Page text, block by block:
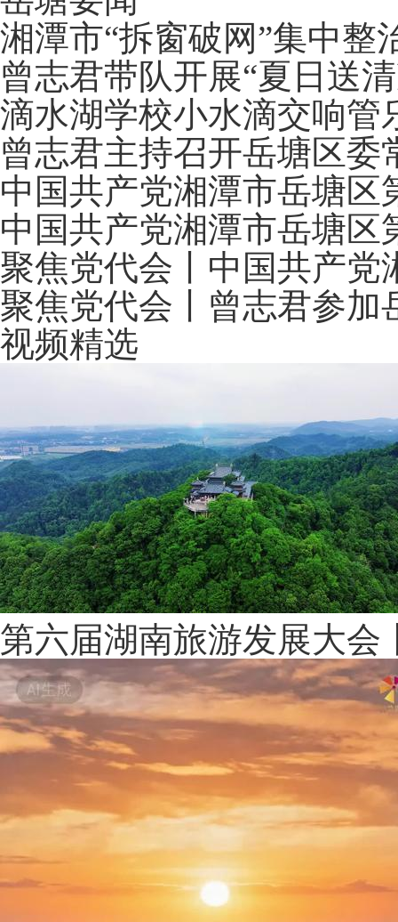
湘潭市“拆窗破网”集中整
曾志君带队开展“夏日送
滴水湖学校小水滴交响管
曾志君主持召开岳塘区委
中国共产党湘潭市岳塘
中国共产党湘潭市岳塘
聚焦党代会丨中国共产党
聚焦党代会丨曾志君参加
视频精选
第六届湖南旅游发展大会